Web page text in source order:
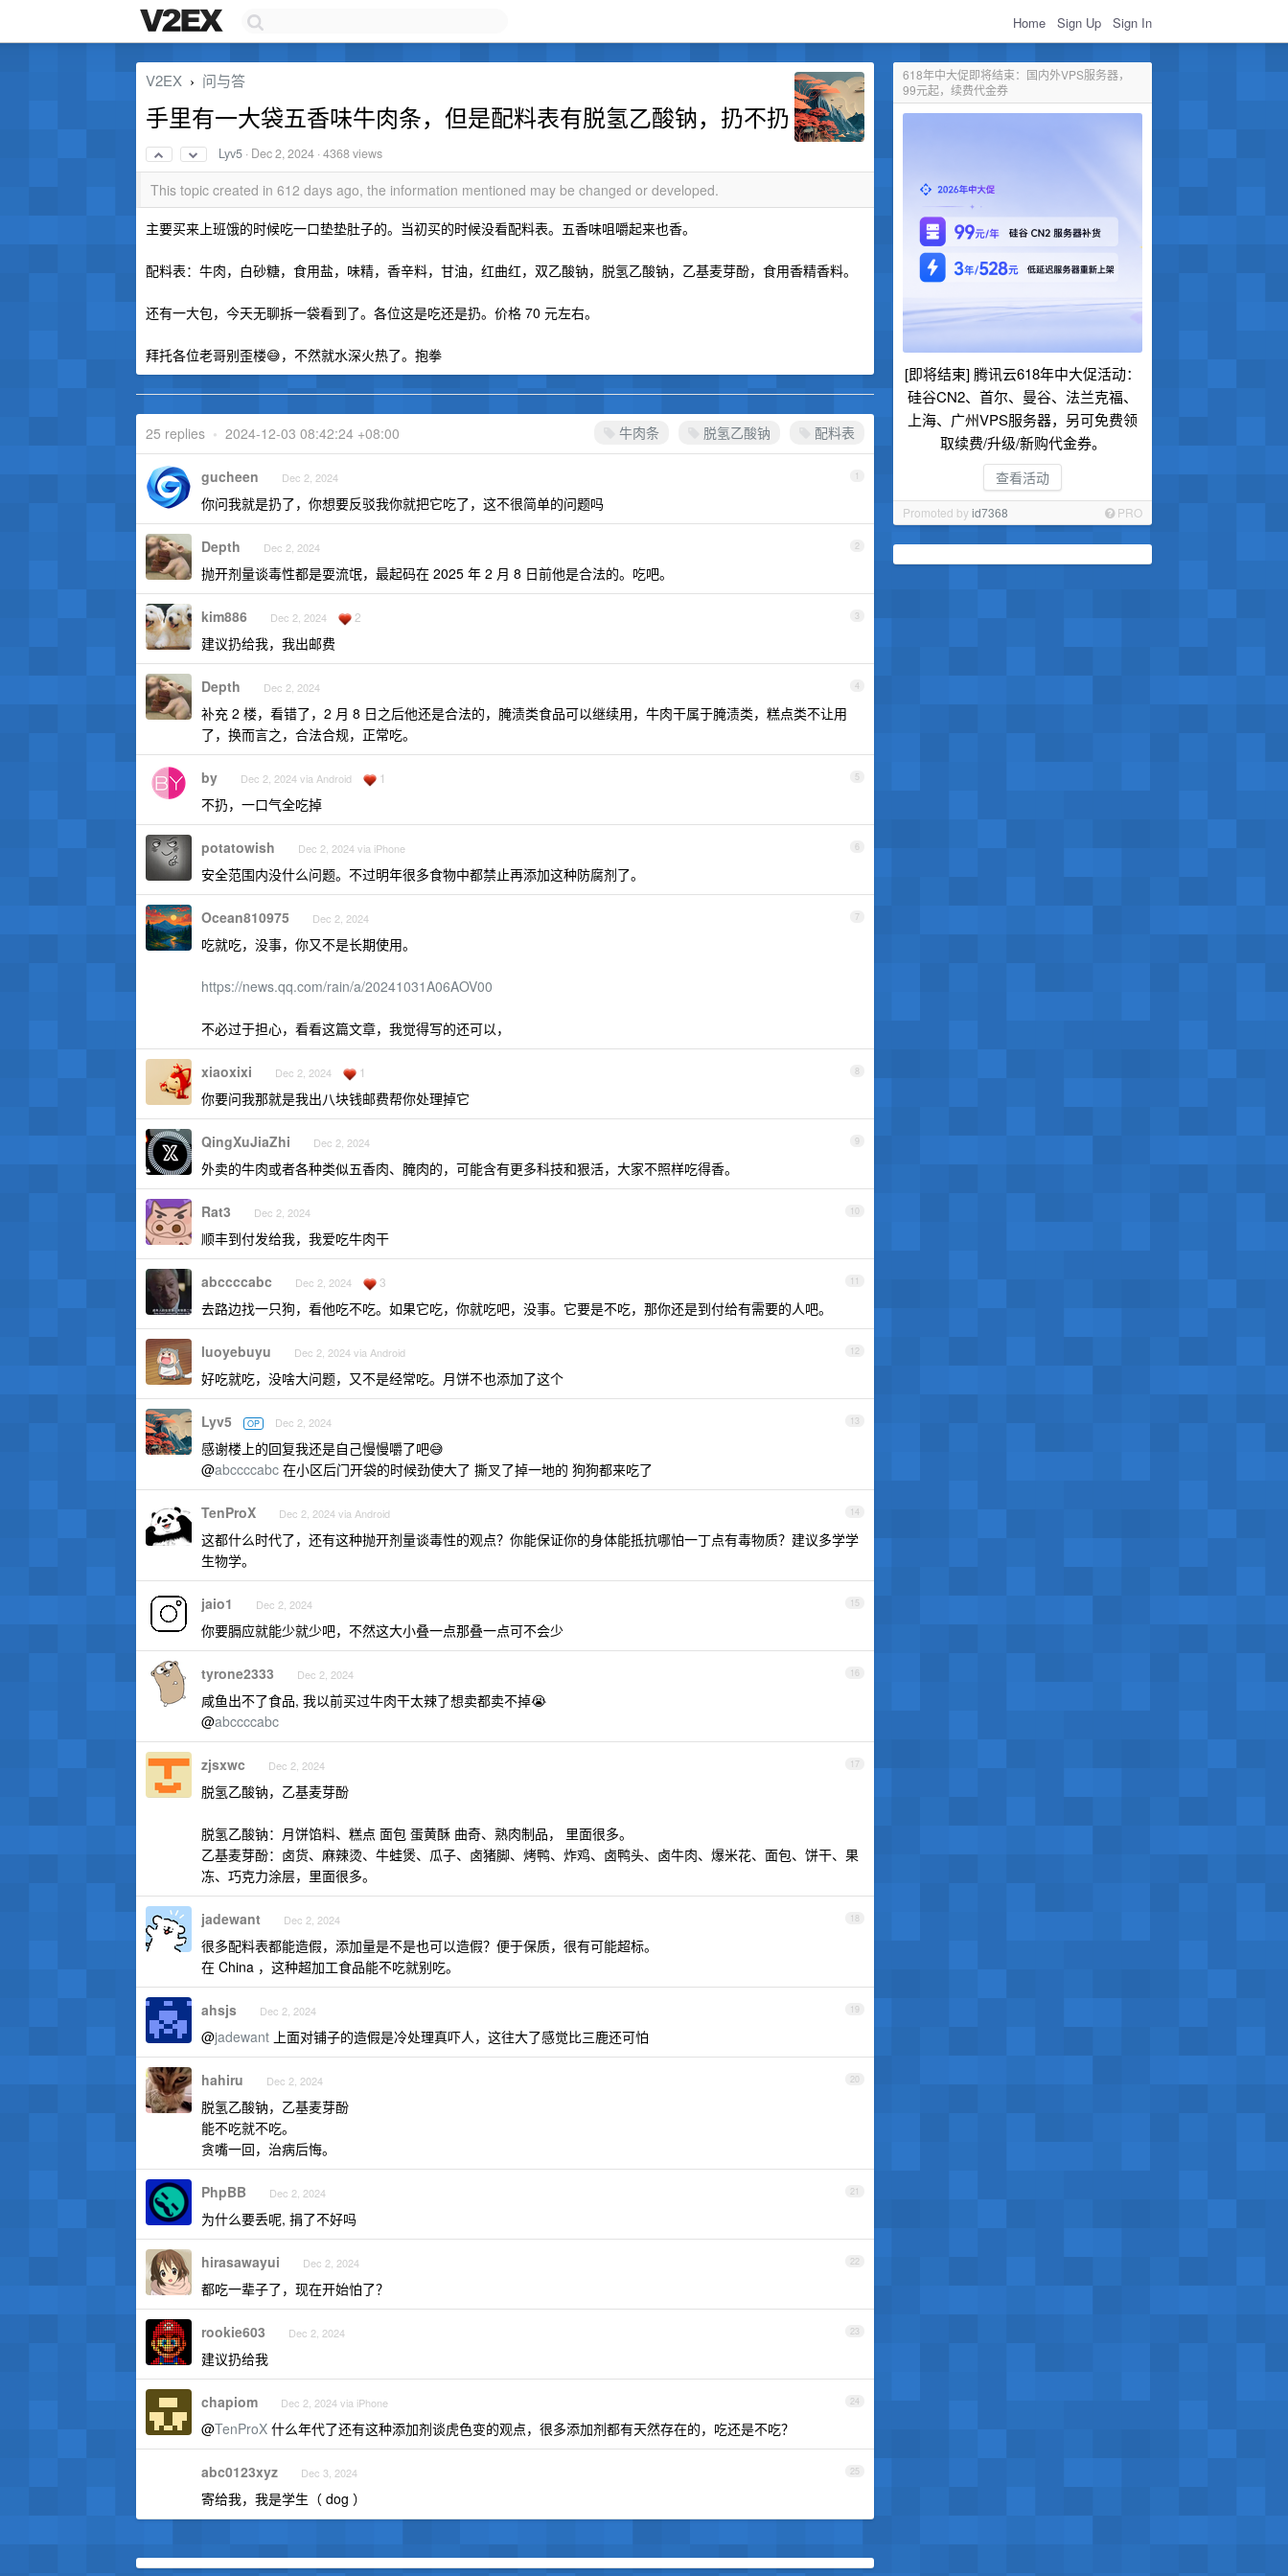
Home Sign Up Sign In
618年中大促即将结束：国内外VPS服务器，
99元起，续费代金券
[即将结束] 腾讯云618年中大促活动：
硅谷CN2、首尔、曼谷、法兰克福、
上海、广州VPS服务器，另可免费领
取续费/升级/新购代金券。
查看活动
Promoted byid7368 PRO
V2EX › 问与答
手里有一大袋五香味牛肉条，但是配料表有脱氢乙酸钠，扔不扔
Lyv5 · Dec 2, 2024 · 4368 views
This topic created in 612 days ago, the information mentioned may be changed or developed.
主要买来上班饿的时候吃一口垫垫肚子的。当初买的时候没看配料表。五香味咀嚼起来也香。
配料表：牛肉，白砂糖，食用盐，味精，香辛料，甘油，红曲红，双乙酸钠，脱氢乙酸钠，乙基麦芽酚，食用香精香料。
还有一大包，今天无聊拆一袋看到了。各位这是吃还是扔。价格 70 元左右。
拜托各位老哥别歪楼😅，不然就水深火热了。抱拳
牛肉条 脱氢乙酸钠 配料表
25 replies • 2024-12-03 08:42:24 +08:00
1
gucheen Dec 2, 2024
你问我就是扔了，你想要反驳我你就把它吃了，这不很简单的问题吗
2
Depth Dec 2, 2024
抛开剂量谈毒性都是耍流氓，最起码在 2025 年 2 月 8 日前他是合法的。吃吧。
3
kim886 Dec 2, 2024 2
建议扔给我，我出邮费
4
Depth Dec 2, 2024
补充 2 楼，看错了，2 月 8 日之后他还是合法的，腌渍类食品可以继续用，牛肉干属于腌渍类，糕点类不让用
了，换而言之，合法合规，正常吃。
5
by Dec 2, 2024 via Android 1
不扔，一口气全吃掉
6
potatowish Dec 2, 2024 via iPhone
安全范围内没什么问题。不过明年很多食物中都禁止再添加这种防腐剂了。
7
Ocean810975 Dec 2, 2024
吃就吃，没事，你又不是长期使用。
https://news.qq.com/rain/a/20241031A06AOV00
不必过于担心，看看这篇文章，我觉得写的还可以，
8
xiaoxixi Dec 2, 2024 1
你要问我那就是我出八块钱邮费帮你处理掉它
9
QingXuJiaZhi Dec 2, 2024
外卖的牛肉或者各种类似五香肉、腌肉的，可能含有更多科技和狠活，大家不照样吃得香。
10
Rat3 Dec 2, 2024
顺丰到付发给我，我爱吃牛肉干
11
abccccabc Dec 2, 2024 3
去路边找一只狗，看他吃不吃。如果它吃，你就吃吧，没事。它要是不吃，那你还是到付给有需要的人吧。
12
luoyebuyu Dec 2, 2024 via Android
好吃就吃，没啥大问题，又不是经常吃。月饼不也添加了这个
13
Lyv5 OP Dec 2, 2024
感谢楼上的回复我还是自己慢慢嚼了吧😅
@abccccabc 在小区后门开袋的时候劲使大了 撕叉了掉一地的 狗狗都来吃了
14
TenProX Dec 2, 2024 via Android
这都什么时代了，还有这种抛开剂量谈毒性的观点？你能保证你的身体能抵抗哪怕一丁点有毒物质？建议多学学
生物学。
15
jaio1 Dec 2, 2024
你要膈应就能少就少吧，不然这大小叠一点那叠一点可不会少
16
tyrone2333 Dec 2, 2024
咸鱼出不了食品, 我以前买过牛肉干太辣了想卖都卖不掉😭
@abccccabc
17
zjsxwc Dec 2, 2024
脱氢乙酸钠，乙基麦芽酚
脱氢乙酸钠：月饼馅料、糕点 面包 蛋黄酥 曲奇、熟肉制品， 里面很多。
乙基麦芽酚：卤货、麻辣烫、牛蛙煲、瓜子、卤猪脚、烤鸭、炸鸡、卤鸭头、卤牛肉、爆米花、面包、饼干、果
冻、巧克力涂层，里面很多。
18
jadewant Dec 2, 2024
很多配料表都能造假，添加量是不是也可以造假？便于保质，很有可能超标。
在 China ，这种超加工食品能不吃就别吃。
19
ahsjs Dec 2, 2024
@jadewant 上面对铺子的造假是冷处理真吓人，这往大了感觉比三鹿还可怕
20
hahiru Dec 2, 2024
脱氢乙酸钠，乙基麦芽酚
能不吃就不吃。
贪嘴一回，治病后悔。
21
PhpBB Dec 2, 2024
为什么要丢呢, 捐了不好吗
22
hirasawayui Dec 2, 2024
都吃一辈子了，现在开始怕了？
23
rookie603 Dec 2, 2024
建议扔给我
24
chapiom Dec 2, 2024 via iPhone
@TenProX 什么年代了还有这种添加剂谈虎色变的观点，很多添加剂都有天然存在的，吃还是不吃？
25
abc0123xyz Dec 3, 2024
寄给我，我是学生（ dog ）